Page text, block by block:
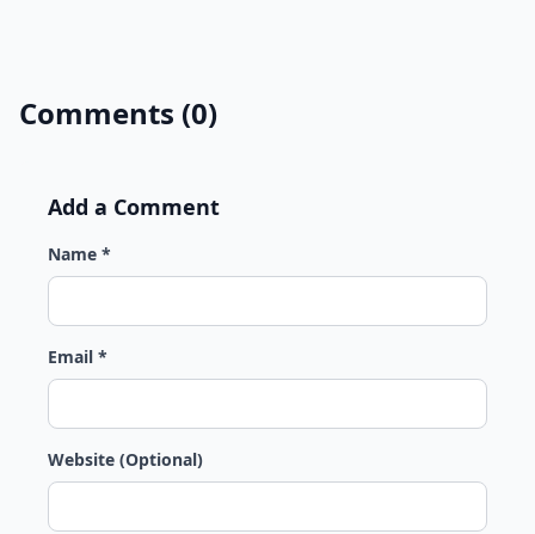
Comments (0)
Add a Comment
Name *
Email *
Website (Optional)